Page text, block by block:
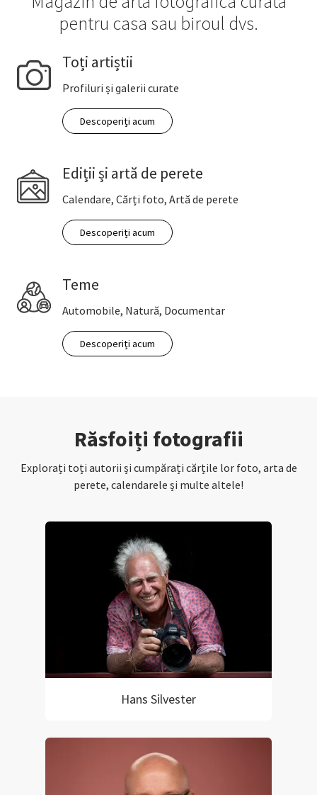
pentru casa sau biroul dvs.
Toți artiștii
Profiluri și galerii curate
Descoperiți acum
Ediții și artă de perete
Calendare, Cărți foto, Artă de perete
Descoperiți acum
Teme
Automobile, Natură, Documentar
Descoperiți acum
Răsfoiți fotografii
Explorați toți autorii și cumpărați cărțile lor foto, arta de
perete, calendarele și multe altele!
Hans Silvester